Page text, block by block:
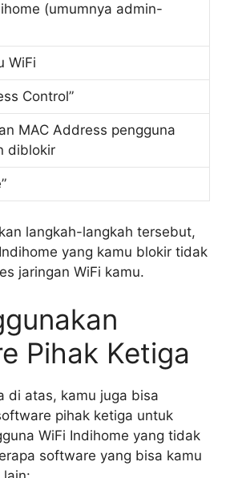
(umumnya admin-
WiFi
Control”
MAC Address pengguna
diblokir
langkah-langkah tersebut,
yang kamu blokir tidak
jaringan WiFi kamu.
Pihak Ketiga
di atas, kamu juga bisa
pihak ketiga untuk
WiFi Indihome yang tidak
software yang bisa kamu